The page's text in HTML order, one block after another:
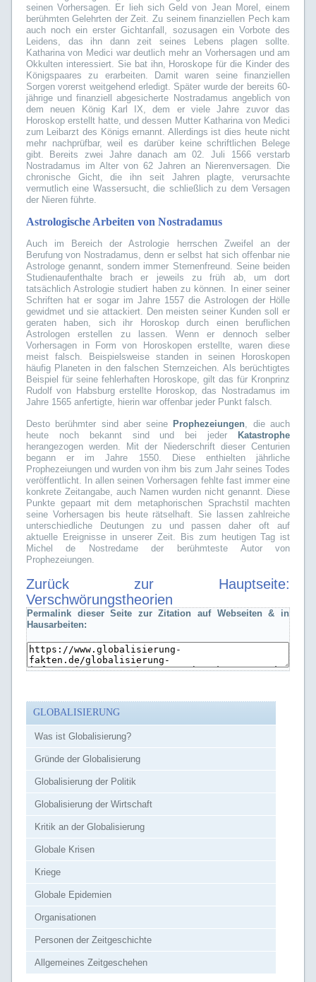
seinen Vorhersagen. Er lieh sich Geld von Jean Morel, einem
berühmten Gelehrten der Zeit. Zu seinem finanziellen Pech kam
auch noch ein erster Gichtanfall, sozusagen ein Vorbote des
Leidens, das ihn dann zeit seines Lebens plagen sollte.
Katharina von Medici war deutlich mehr an Vorhersagen und am
Okkulten interessiert. Sie bat ihn, Horoskope für die Kinder des
Königspaares zu erarbeiten. Damit waren seine finanziellen
Sorgen vorerst weitgehend erledigt. Später wurde der bereits 60-
jährige und finanziell abgesicherte Nostradamus angeblich von
dem neuen König Karl IX, dem er viele Jahre zuvor das
Horoskop erstellt hatte, und dessen Mutter Katharina von Medici
zum Leibarzt des Königs ernannt. Allerdings ist dies heute nicht
mehr nachprüfbar, weil es darüber keine schriftlichen Belege
gibt. Bereits zwei Jahre danach am 02. Juli 1566 verstarb
Nostradamus im Alter von 62 Jahren an Nierenversagen. Die
chronische Gicht, die ihn seit Jahren plagte, verursachte
vermutlich eine Wassersucht, die schließlich zu dem Versagen
der Nieren führte.
Astrologische Arbeiten von Nostradamus
Auch im Bereich der Astrologie herrschen Zweifel an der
Berufung von Nostradamus, denn er selbst hat sich offenbar nie
Astrologe genannt, sondern immer Sternenfreund. Seine beiden
Studienaufenthalte brach er jeweils zu früh ab, um dort
tatsächlich Astrologie studiert haben zu können. In einer seiner
Schriften hat er sogar im Jahre 1557 die Astrologen der Hölle
gewidmet und sie attackiert. Den meisten seiner Kunden soll er
geraten haben, sich ihr Horoskop durch einen beruflichen
Astrologen erstellen zu lassen. Wenn er dennoch selber
Vorhersagen in Form von Horoskopen erstellte, waren diese
meist falsch. Beispielsweise standen in seinen Horoskopen
häufig Planeten in den falschen Sternzeichen. Als berüchtigtes
Beispiel für seine fehlerhaften Horoskope, gilt das für Kronprinz
Rudolf von Habsburg erstellte Horoskop, das Nostradamus im
Jahre 1565 anfertigte, hierin war offenbar jeder Punkt falsch.
Desto berühmter sind aber seine Prophezeiungen, die auch
heute noch bekannt sind und bei jeder
Katastrophe
herangezogen werden. Mit der Niederschrift dieser Centurien
begann er im Jahre 1550. Diese enthielten jährliche
Prophezeiungen und wurden von ihm bis zum Jahr seines Todes
veröffentlicht. In allen seinen Vorhersagen fehlte fast immer eine
konkrete Zeitangabe, auch Namen wurden nicht genannt. Diese
Punkte gepaart mit dem metaphorischen Sprachstil machten
seine Vorhersagen bis heute rätselhaft. Sie lassen zahlreiche
unterschiedliche Deutungen zu und passen daher oft auf
aktuelle Ereignisse in unserer Zeit. Bis zum heutigen Tag ist
Michel de Nostredame der berühmteste Autor von
Prophezeiungen.
Zurück zur Hauptseite:
Verschwörungstheorien
Permalink dieser Seite zur Zitation auf Webseiten & in
Hausarbeiten:
GLOBALISIERUNG
Was ist Globalisierung?
Gründe der Globalisierung
Globalisierung der Politik
Globalisierung der Wirtschaft
Kritik an der Globalisierung
Globale Krisen
Kriege
Globale Epidemien
Organisationen
Personen der Zeitgeschichte
Allgemeines Zeitgeschehen